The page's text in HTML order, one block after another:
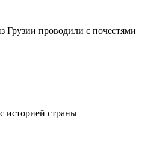
Грузии проводили с почестями
историей страны